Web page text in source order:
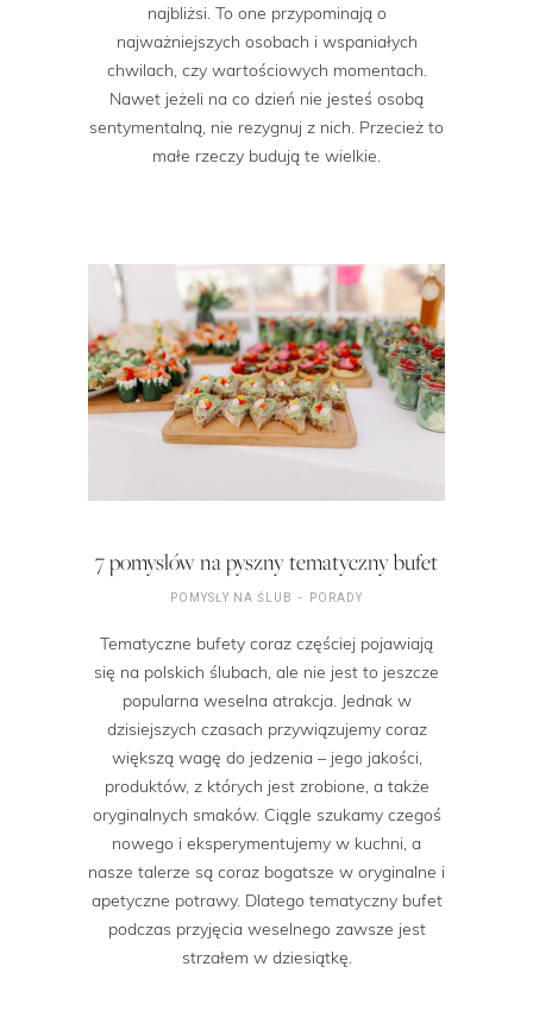
najbliżsi. To one przypominają o
najważniejszych osobach i wspaniałych
chwilach, czy wartościowych momentach.
Nawet jeżeli na co dzień nie jesteś osobą
sentymentalną, nie rezygnuj z nich. Przecież to
małe rzeczy budują te wielkie.
7 pomysłów na pyszny tematyczny bufet
POMYSŁY NA ŚLUB PORADY
Tematyczne bufety coraz częściej pojawiają
się na polskich ślubach, ale nie jest to jeszcze
popularna weselna atrakcja. Jednak w
dzisiejszych czasach przywiązujemy coraz
większą wagę do jedzenia – jego jakości,
produktów, z których jest zrobione, a także
oryginalnych smaków. Ciągle szukamy czegoś
nowego i eksperymentujemy w kuchni, a
nasze talerze są coraz bogatsze w oryginalne i
apetyczne potrawy. Dlatego tematyczny bufet
podczas przyjęcia weselnego zawsze jest
strzałem w dziesiątkę.